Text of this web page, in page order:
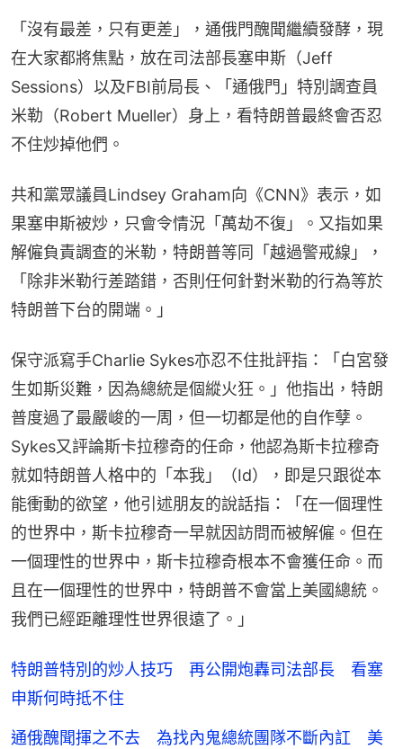
「沒有最差，只有更差」，通俄門醜聞繼續發酵，現
在大家都將焦點，放在司法部長塞申斯（Jeff
Sessions）以及FBI前局長、「通俄門」特別調查員
米勒（Robert Mueller）身上，看特朗普最終會否忍
不住炒掉他們。
共和黨眾議員Lindsey Graham向《CNN》表示，如
果塞申斯被炒，只會令情況「萬劫不復」。又指如果
解僱負責調查的米勒，特朗普等同「越過警戒線」，
「除非米勒行差踏錯，否則任何針對米勒的行為等於
特朗普下台的開端。」
保守派寫手Charlie Sykes亦忍不住批評指：「白宮發
生如斯災難，因為總統是個縱火狂。」他指出，特朗
普度過了最嚴峻的一周，但一切都是他的自作孽。
Sykes又評論斯卡拉穆奇的任命，他認為斯卡拉穆奇
就如特朗普人格中的「本我」（Id），即是只跟從本
能衝動的欲望，他引述朋友的說話指：「在一個理性
的世界中，斯卡拉穆奇一早就因訪問而被解僱。但在
一個理性的世界中，斯卡拉穆奇根本不會獲任命。而
且在一個理性的世界中，特朗普不會當上美國總統。
我們已經距離理性世界很遠了。」
特朗普特別的炒人技巧 再公開炮轟司法部長 看塞
申斯何時抵不住
通俄醜聞揮之不去 為找內鬼總統團隊不斷內訌 美